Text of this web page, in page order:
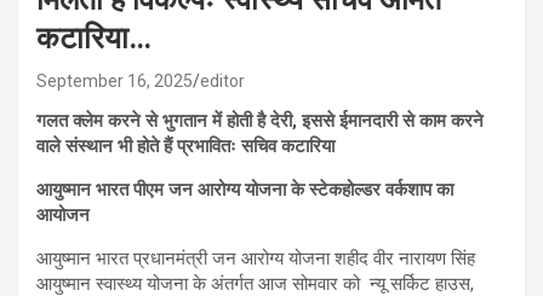
कटारिया…
September 16, 2025 editor
गलत क्लेम करने से भुगतान में होती है देरी, इससे ईमानदारी से काम करने
वाले संस्थान भी होते हैं प्रभावितः सचिव कटारिया
आयुष्मान भारत पीएम जन आरोग्य योजना के स्टेकहोल्डर वर्कशाप का
आयोजन
आयुष्मान भारत प्रधानमंत्री जन आरोग्य योजना शहीद वीर नारायण सिंह
आयुष्मान स्वास्थ्य योजना के अंतर्गत आज सोमवार को न्यू सर्किट हाउस,